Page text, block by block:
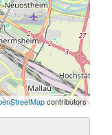
contributors